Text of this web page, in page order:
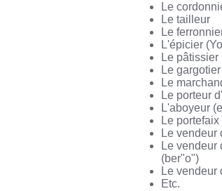
Le
Le tailleur
Le
L'épicier
Le pâtissier
Le
Le
Le porteur
L'aboyeur
Le
Le vendeur
Le vendeur
(ber"o")
Le
Etc.